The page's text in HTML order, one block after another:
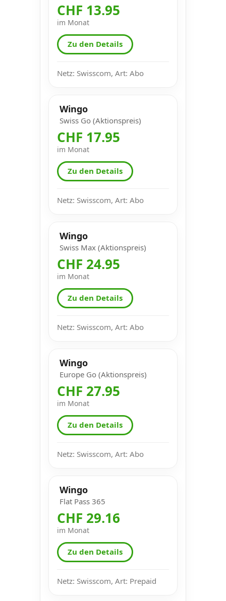
CHF 13.95
im Monat
Zu den Details
Netz: Swisscom, Art: Abo
Wingo
Swiss Go (Aktionspreis)
CHF 17.95
im Monat
Zu den Details
Netz: Swisscom, Art: Abo
Wingo
Swiss Max (Aktionspreis)
CHF 24.95
im Monat
Zu den Details
Netz: Swisscom, Art: Abo
Wingo
Europe Go (Aktionspreis)
CHF 27.95
im Monat
Zu den Details
Netz: Swisscom, Art: Abo
Wingo
Flat Pass 365
CHF 29.16
im Monat
Zu den Details
Netz: Swisscom, Art: Prepaid